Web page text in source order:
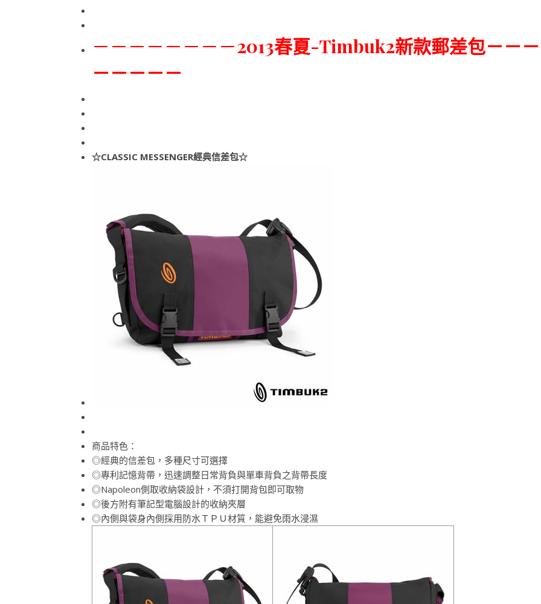
－－－－－－－－2013春夏-Timbuk2新款郵差包－－－
－－－－－
☆CLASSIC MESSENGER經典信差包☆
商品特色：
◎經典的信差包，多種尺寸可選擇
◎專利記憶背帶，迅速調整日常背負與單車背負之背帶長度
◎Napoleon側取收納袋設計，不須打開背包即可取物
◎後方附有筆記型電腦設計的收納夾層
◎內側與袋身內側採用防水ＴＰＵ材質，能避免雨水浸濕